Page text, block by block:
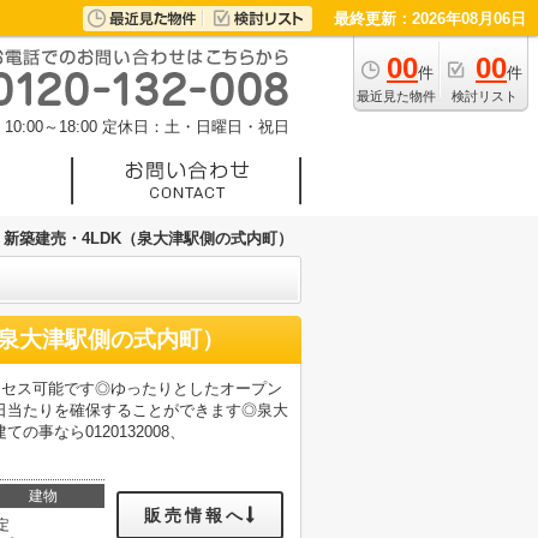
最終更新：2026年08月06日
00件
最近見た物件
00件
検討リスト
～18:00 定休日：土・日曜日・祝日
築建売・4LDK（泉大津駅側の式内町）
大津駅側の式内町）
ス可能です◎ゆったりとしたオープン
当たりを確保することができます◎泉大
の事なら0120132008、
建物
販売情報へ